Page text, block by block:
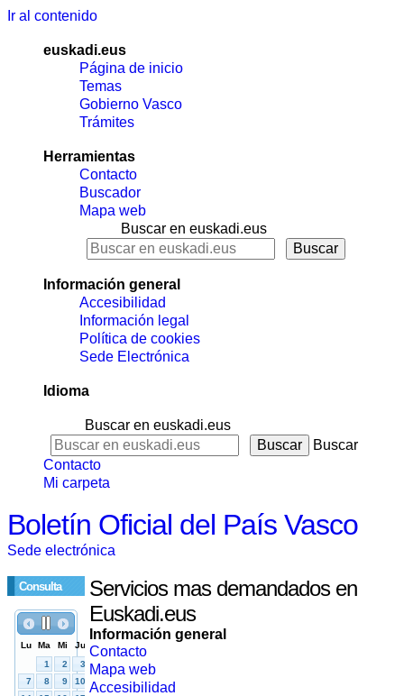
Ir al contenido
euskadi.eus
Página de inicio
Temas
Gobierno Vasco
Trámites
Herramientas
Contacto
Buscador
Mapa web
Buscar en euskadi.eus
Información general
Accesibilidad
Información legal
Política de cookies
Sede Electrónica
Idioma
Buscar en euskadi.eus
Buscar
Contacto
Mi carpeta
Boletín Oficial del País Vasco
Sede electrónica
Consulta
Servicios mas demandados en
Euskadi.eus
Información general
Contacto
Mapa web
Accesibilidad